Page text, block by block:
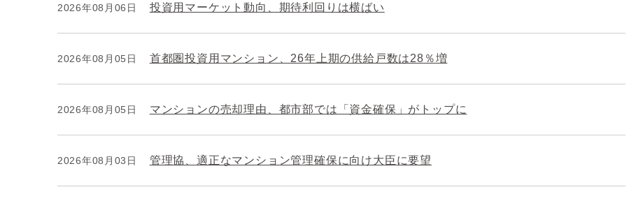
2026年08月06日 投資用マーケット動向、期待利回りは横ばい
2026年08月05日 首都圏投資用マンション、26年上期の供給戸数は28％増
2026年08月05日 マンションの売却理由、都市部では「資金確保」がトップに
2026年08月03日 管理協、適正なマンション管理確保に向け大臣に要望